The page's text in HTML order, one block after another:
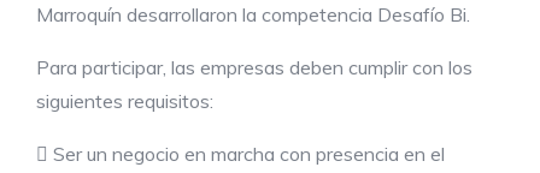
Marroquín desarrollaron la competencia Desafío Bi.
Para participar, las empresas deben cumplir con los
siguientes requisitos:
 Ser un negocio en marcha con presencia en el